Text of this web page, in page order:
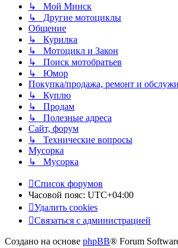
↳ Мой Минск
↳ Другие мотоциклы
Общение
↳ Курилка
↳ Мотоцикл и Закон
↳ Поиск мотобратьев
↳ Юмор
Покупка/продажа, ремонт и
↳ Куплю
↳ Продам
↳ Полезные адреса
Сайт, форум
↳ Технические вопросы
Мусорка
↳ Мусорка
Список форумов
Часовой пояс: UTC+04:00
Удалить cookies
Связаться с администрацией
Создано на основе phpBB® Forum